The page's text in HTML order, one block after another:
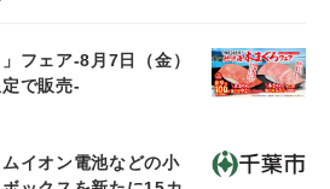
フェア-8月7日（金）
で販売-
イオン電池などの小